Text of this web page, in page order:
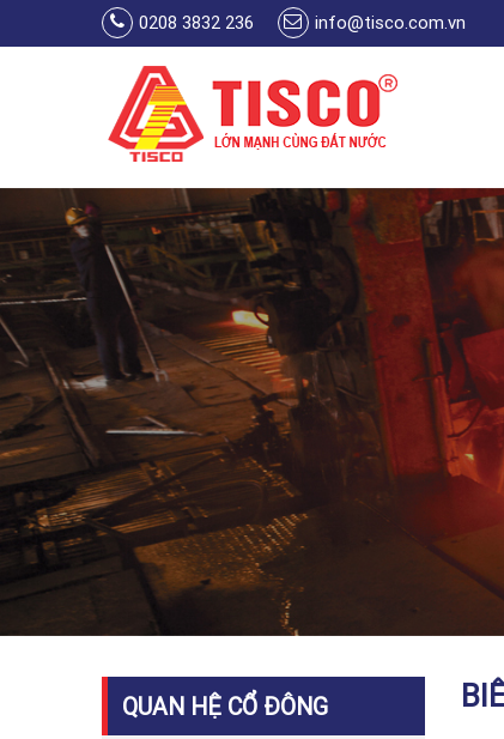
Skip to main content
0208 3832 236 info@tisco.com.vn
You are here
QUAN HỆ CỔ ĐÔNG